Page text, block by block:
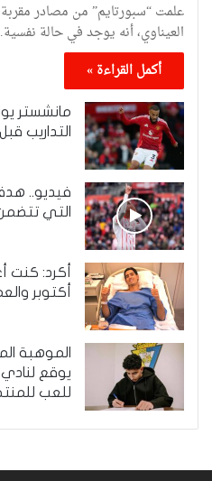
علمت “سبورتايم” من مصادر
العيناوي، أنه يوجد في حالة
أكمل القراءة »
مانشستر
التداريب
فيديو.. هدف
التي
أكرد: كنت
أكتوبر
الموهبة
يوقع
للعب